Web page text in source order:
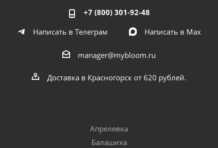
+7 (800) 301-92-48
Написать в Телеграм
Написать в Мах
manager@mybloom.ru
Доставка в Красногорск от 620 рублей.
Апрелевка
Балашиха